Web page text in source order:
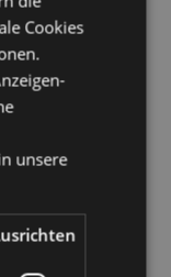
10cm
Cookies
unsere